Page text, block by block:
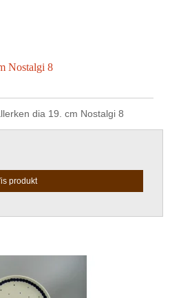
Nostalgi 8
dia 19. cm Nostalgi 8
produkt